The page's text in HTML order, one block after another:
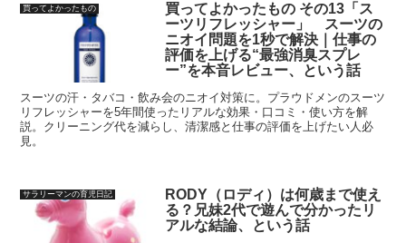
買ってよかったもの
買ってよかったもの その13「ス
ーツリフレッシャー」 スーツの
ニオイ問題を1秒で解決｜仕事の
評価を上げる“最強消臭スプレ
ー”を本音レビュー、という話
スーツの汗・タバコ・飲み会のニオイ対策に。プラウドメンのスーツ
リフレッシャーを5年間使ったリアルな効果・口コミ・使い方を解
説。クリーニング代を減らし、清潔感と仕事の評価を上げたい人必
見。
サラリーマンの育児日記
RODY（ロディ）は何歳まで使え
る？兄妹2代で遊んで分かったリ
アルな結論、という話